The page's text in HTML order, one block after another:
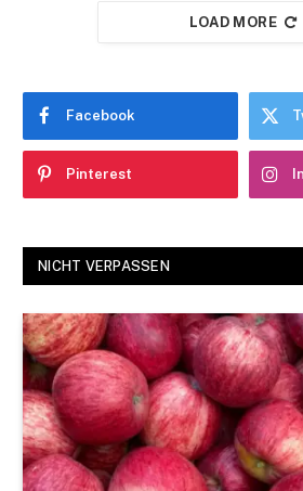
LOAD MORE
Facebook
Pinterest
NICHT VERPASSEN